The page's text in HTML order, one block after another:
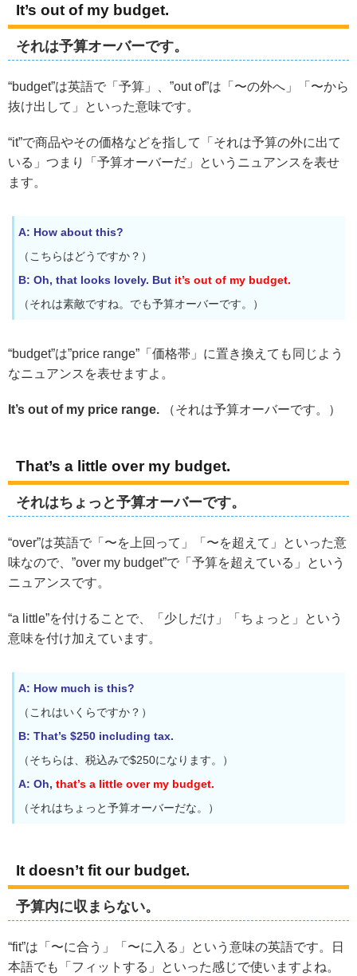
It’s out of my budget.
それは予算オーバーです。
“budget”は英語で「予算」、”out of”は「〜の外へ」「〜から
抜け出して」といった意味です。
“it”で商品やその価格などを指して「それは予算の外に出て
いる」つまり「予算オーバーだ」というニュアンスを表せ
ます。
A: How about this?
（こちらはどうですか？）
B: Oh, that looks lovely. But it’s out of my budget.
（それは素敵ですね。でも予算オーバーです。）
“budget”は”price range”「価格帯」に置き換えても同じよう
なニュアンスを表せますよ。
It’s out of my price range. （それは予算オーバーです。）
That’s a little over my budget.
それはちょっと予算オーバーです。
“over”は英語で「〜を上回って」「〜を超えて」といった意
味なので、”over my budget”で「予算を超えている」という
ニュアンスです。
“a little”を付けることで、「少しだけ」「ちょっと」という
意味を付け加えています。
A: How much is this?
（これはいくらですか？）
B: That’s $250 including tax.
（そちらは、税込みで$250になります。）
A: Oh, that’s a little over my budget.
（それはちょっと予算オーバーだな。）
It doesn’t fit our budget.
予算内に収まらない。
“fit”は「〜に合う」「〜に入る」という意味の英語です。日
本語でも「フィットする」といった感じで使いますよね。